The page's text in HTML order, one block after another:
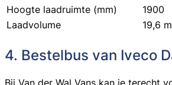
Hoogte laadruimte (mm)
1900
Laadvolume
19,6
4. Bestelbus van Iveco